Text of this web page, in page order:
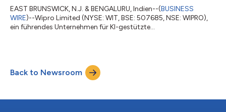
EAST BRUNSWICK, N.J. & BENGALURU, Indien--(BUSINESS
WIRE)--Wipro Limited (NYSE: WIT, BSE: 507685, NSE: WIPRO),
ein führendes Unternehmen für KI-gestützte
Unternehmen von Samsung, bekannt. Durch diese Transaktion
wird Wipro seine Mission, Engineering-Forschungs- und
Entwicklungsdienstleistungen („Engineering Research &
Back to Newsroom